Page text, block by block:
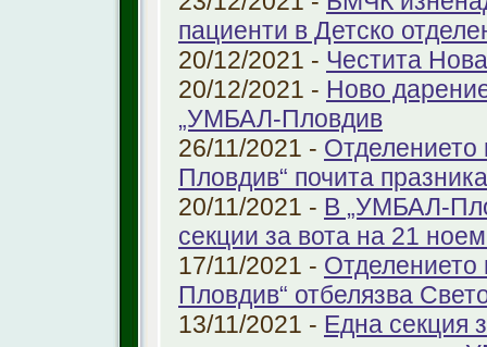
пациенти в Детско
20/12/2021 - Честита
20/12/2021 - Ново
„УМБАЛ-Пловдив
26/11/2021 -
Пловдив“ почита
20/11/2021 - В „УМБАЛ-
секции за вота на 21
17/11/2021 -
Пловдив“ отбелязва
13/11/2021 - Една секция